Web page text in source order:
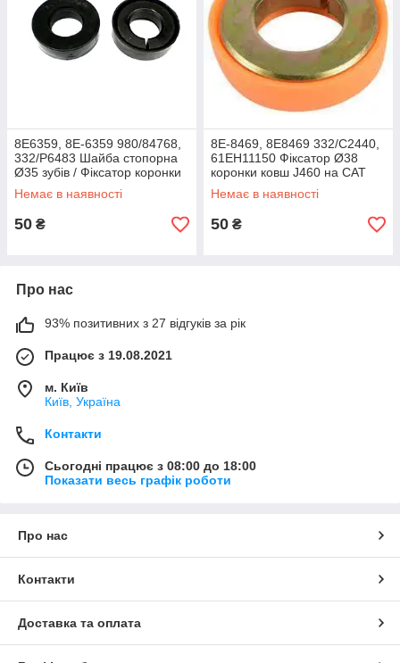
8E6359, 8E-6359 980/84768,
332/P6483 Шайба стопорна
Ø35 зубів / Фіксатор коронки
ковша JCB CAT
Немає в наявності
50 ₴
8E-8469, 8E8469 332/C2440,
61EH11150 Фіксатор Ø38
коронки ковш J460 на CAT
JCB JS305LC
Немає в наявності
50 ₴
Про нас
93% позитивних з 27 відгуків за рік
Працює з 19.08.2021
м. Київ
Київ, Україна
Контакти
Сьогодні працює з 08:00 до 18:00
Показати весь графік роботи
Про нас
Контакти
Доставка та оплата